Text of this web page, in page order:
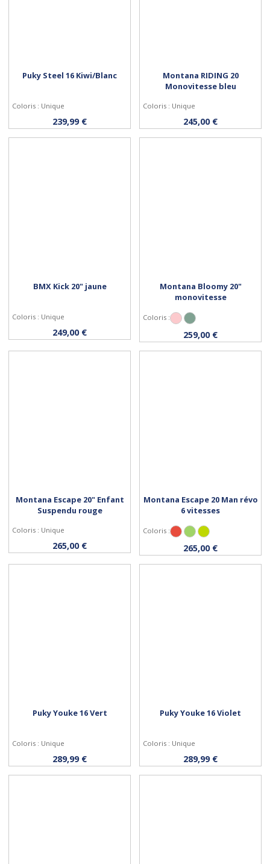
Acheter
Puky Steel 16 Kiwi/Blanc
Coloris : Unique
239,99 € Acheter
Montana RIDING 20
Monovitesse bleu
Coloris : Unique
245,00 €
Acheter
BMX Kick 20" jaune
Coloris : Unique
249,00 € Personnaliser
Montana Bloomy 20"
monovitesse
Coloris : Rose Vert Pastel
259,00 €
Acheter
Montana Escape 20" Enfant
Suspendu rouge
Coloris : Unique
265,00 € Personnaliser
Montana Escape 20 Man révo
6 vitesses
Coloris : Rouge Vert jaune citron-bleu
265,00 €
Acheter
Puky Youke 16 Vert
Coloris : Unique
289,99 € Acheter
Puky Youke 16 Violet
Coloris : Unique
289,99 €